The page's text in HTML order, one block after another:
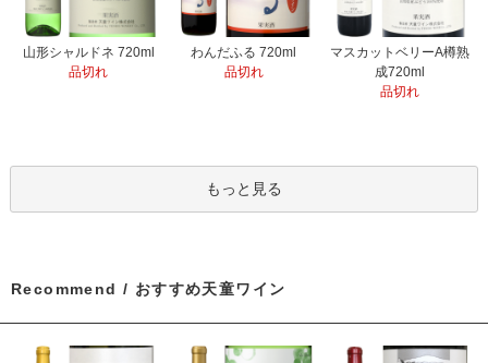
山形シャルドネ 720ml
品切れ
わんだふる 720ml
品切れ
マスカットベリーA樽熟
成720ml
品切れ
もっと見る
Recommend / おすすめ天童ワイン